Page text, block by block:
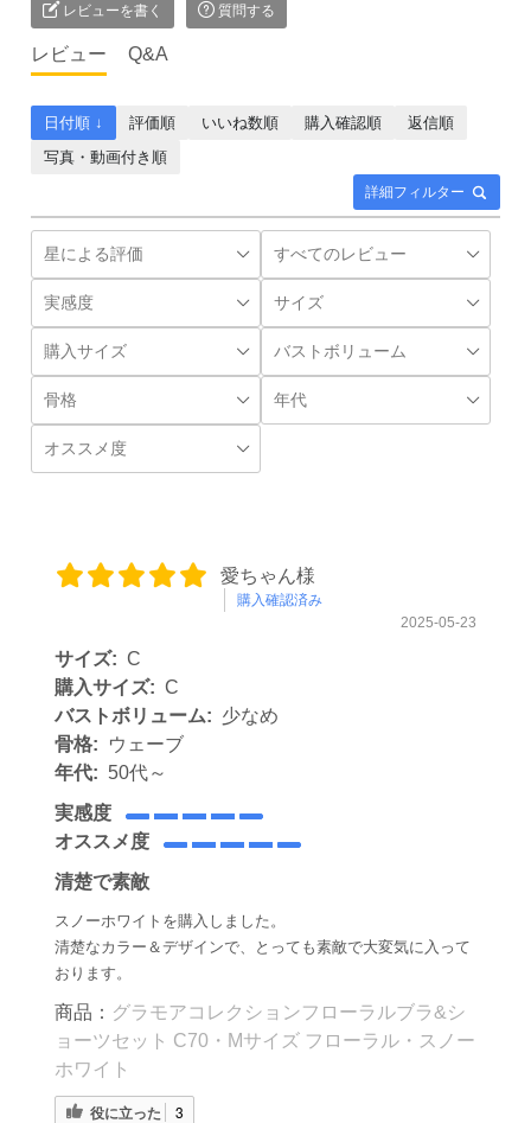
レビューを書く 質問する
レビュー Q&A
詳細フィルター
日付順 ↓ 評価順 いいね数順 購入確認順
返信順
写真・動画付き順
愛ちゃん様
購入確認済み
2025-05-23
サイズ: C
購入サイズ: C
バストボリューム: 少なめ
骨格:
ウェーブ
年代: 50代～
実感度
オススメ度
清楚で素敵
スノーホワイトを購入しました。
清楚なカラー＆デザインで、とっても素敵で大変気に入って
おります。
商品： グラモアコレクションフローラルブラ&シ
ョーツセット C70・Mサイズ フローラル・スノー
ホワイト
役に立った 3